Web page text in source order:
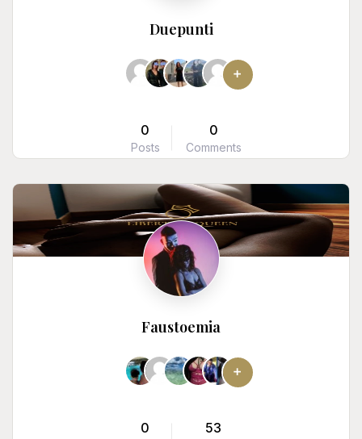
Duepunti
0
Posts
0
Comments
Faustoemia
0 53